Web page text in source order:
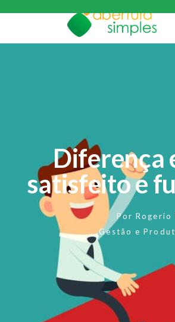
Diferença
satisfeito e
Por Rogerio
Gestão e